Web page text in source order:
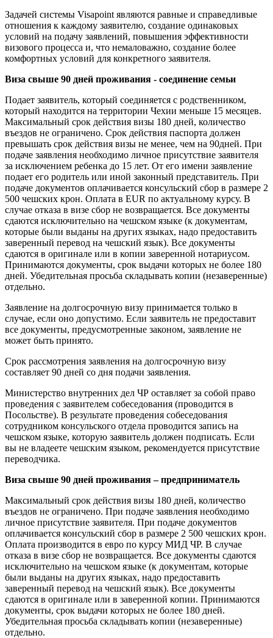
Задачей системы Visapoint являются равные и справедливые
отношения к каждому заявителю, создание одинаковых
условий на подачу заявлений, повышения эффективности
визового процесса и, что немаловажно, создание более
комфортных условий для конкретного заявителя.
Виза свыше 90 дней проживания - соединение семьи
Подает заявитель, который соединяется с родственником,
который находится на территории Чехии меньше 15 месяцев.
Максимальный срок действия визы 180 дней, количество
въездов не ограничено. Срок действия паспорта должен
превышать срок действия визы не менее, чем на 90дней. При
подаче заявления необходимо личное присутствие заявителя
за исключением ребенка до 15 лет. От его имени заявление
подает его родитель или иной законный представитель. При
подаче документов оплачивается консульский сбор в размере 2
500 чешских крон. Оплата в EUR по актуальному курсу. В
случае отказа в визе сбор не возвращается. Все документы
сдаются исключительно на чешском языке (к документам,
которые были выданы на других языках, надо предоставить
заверенный перевод на чешский язык). Все документы
сдаются в оригинале или в копии заверенной нотариусом.
Принимаются документы, срок выдачи которых не более 180
дней. Убедительная просьба складывать копии (незаверенные)
отдельно.
Заявление на долгосрочную визу принимается только в
случае, если оно допустимо. Если заявитель не предоставит
все документы, предусмотренные законом, заявление не
может быть принято.
Срок рассмотрения заявления на долгосрочную визу
составляет 90 дней со дня подачи заявления.
Министерство внутренних дел ЧР оставляет за собой право
проведения с заявителем собеседования (проводится в
Посольстве). В результате проведения собеседования
сотрудником консульского отдела проводится запись на
чешском языке, которую заявитель должен подписать. Если
вы не владеете чешским языком, рекомендуется присутствие
переводчика.
Виза свыше 90 дней проживания – предприниматель
Максимальный срок действия визы 180 дней, количество
въездов не ограничено. При подаче заявления необходимо
личное присутствие заявителя. При подаче документов
оплачивается консульский сбор в размере 2 500 чешских крон.
Оплата производится в евро пo курсу МИД ЧР. В случае
отказа в визе сбор не возвращается. Все документы сдаются
исключительно на чешском языке (к документам, которые
были выданы на других языках, надо предоставить
заверенный перевод на чешский язык). Все документы
сдаются в оригинале или в заверенной копии. Принимаются
документы, срок выдачи которых не более 180 дней.
Убедительная просьба складывать копии (незаверенные)
отдельно.